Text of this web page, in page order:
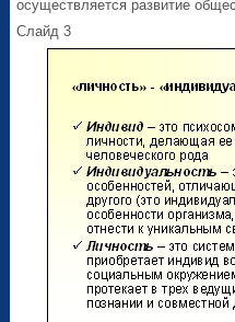
осуществляется развитие
Слайд 3